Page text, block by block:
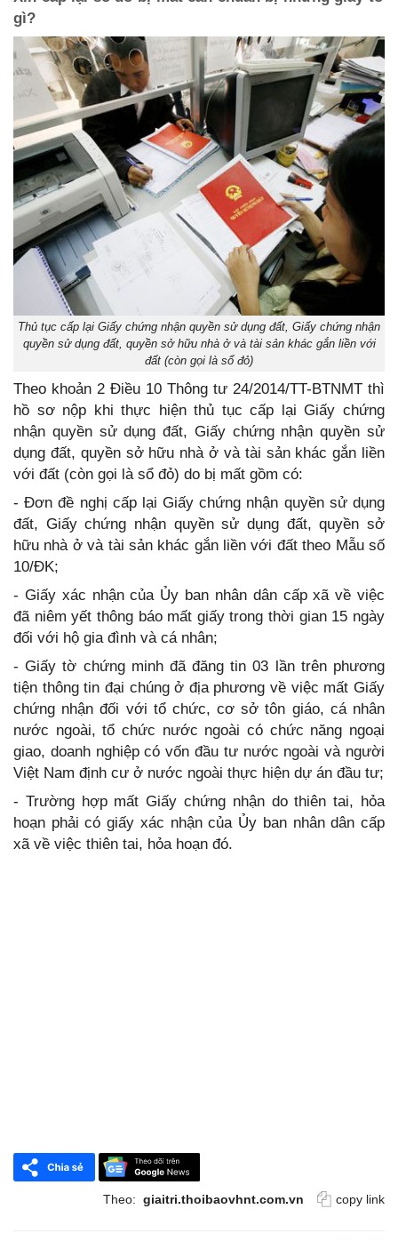
gì?
Thủ tục cấp lại Giấy chứng nhận quyền sử dụng đất, Giấy chứng nhận
quyền sử dụng đất, quyền sở hữu nhà ở và tài sản khác gắn liền với
đất (còn gọi là sổ đỏ)
Theo khoản 2 Điều 10 Thông tư 24/2014/TT-BTNMT thì
hồ sơ nộp khi thực hiện thủ tục cấp lại Giấy chứng
nhận quyền sử dụng đất, Giấy chứng nhận quyền sử
dụng đất, quyền sở hữu nhà ở và tài sản khác gắn liền
với đất (còn gọi là sổ đỏ) do bị mất gồm có:
- Đơn đề nghị cấp lại Giấy chứng nhận quyền sử dụng
đất, Giấy chứng nhận quyền sử dụng đất, quyền sở
hữu nhà ở và tài sản khác gắn liền với đất theo Mẫu số
10/ĐK;
- Giấy xác nhận của Ủy ban nhân dân cấp xã về việc
đã niêm yết thông báo mất giấy trong thời gian 15 ngày
đối với hộ gia đình và cá nhân;
- Giấy tờ chứng minh đã đăng tin 03 lần trên phương
tiện thông tin đại chúng ở địa phương về việc mất Giấy
chứng nhận đối với tổ chức, cơ sở tôn giáo, cá nhân
nước ngoài, tổ chức nước ngoài có chức năng ngoại
giao, doanh nghiệp có vốn đầu tư nước ngoài và người
Việt Nam định cư ở nước ngoài thực hiện dự án đầu tư;
- Trường hợp mất Giấy chứng nhận do thiên tai, hỏa
hoạn phải có giấy xác nhận của Ủy ban nhân dân cấp
xã về việc thiên tai, hỏa hoạn đó.
Theo: giaitri.thoibaovhnt.com.vn copy link